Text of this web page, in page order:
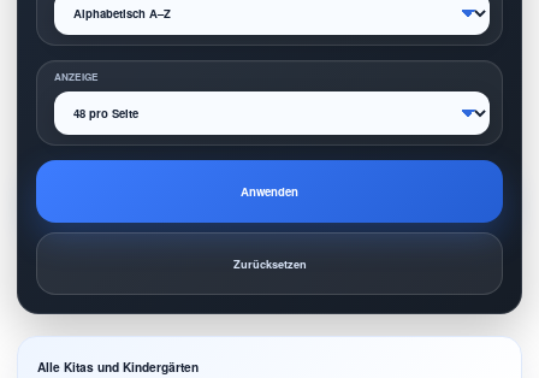
ANZEIGE
Anwenden
Zurücksetzen
Alle Kitas und Kindergärten